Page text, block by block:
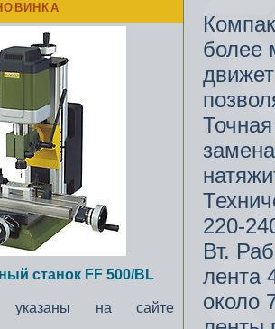
станок FF 500/BL
указаны на сайте
более
220-
Вт.
лента
около